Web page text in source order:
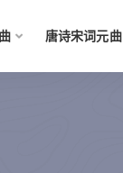
唐诗宋词元曲